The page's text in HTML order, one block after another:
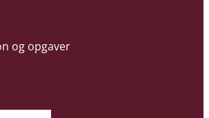
og opgaver